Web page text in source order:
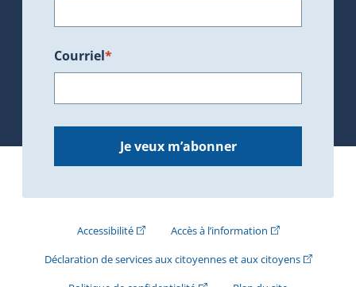
Courriel*
Je veux m’abonner
Accessibilité(Cet hyperlien externe s'ouvrira dans une
Accès à l’information(Cet hyperlien
Déclaration de services aux citoyennes et aux citoyens(Cet